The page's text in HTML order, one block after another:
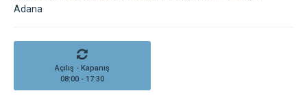
Adana
Açılış - Kapanış
08:00 - 17:30